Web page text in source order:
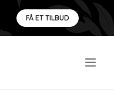
FÅ ET TILBUD